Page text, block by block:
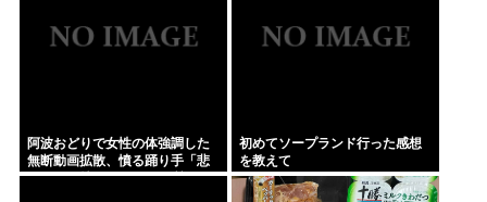
阿波おどりで女性の体強調した
無断動画拡散、憤る踊り手「悲
しいし気持ち悪い」…悪質なケ
初めてソープランド行った感想
を教えて